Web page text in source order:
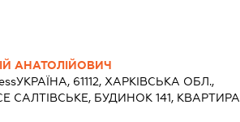
АНАТОЛІЙОВИЧ
УКРАЇНА, 61112, ХАРКІВСЬКА ОБЛ.,
САЛТІВСЬКЕ, БУДИНОК 141, КВАРТИРА